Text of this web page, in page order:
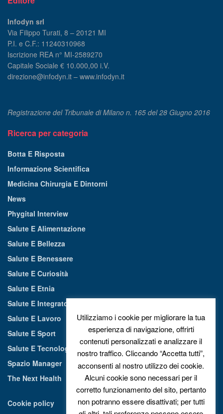
Infodyn srl
Via Filippo Turati, 8 – 20121 MI
P.I. e C.F.: 11240310968
Iscrizione REA n° MI-2589270
Capitale Sociale € 10.000,00 i.V.
direzione@infodyn.it – www.infodyn.it
Registrazione del Tribunale di Milano n. 165 del 28 Giugno 2016
Ricerca per categoria
Botta E Risposta
Informazione Scientifica
Medicina Chirurgia E Dintorni
News
Phygital Interview
Salute E Alimentazione
Salute E Bellezza
Salute E Benessere
Salute E Curiosità
Salute E Etnia
Salute E Integratori Alimentari
Salute E Lavoro
Salute E Sport
Salute E Tecnologia
Spazio Manager
The Next Health
Cookie policy
Utilizziamo i cookie per migliorare la tua
esperienza di navigazione, offrirti
contenuti personalizzati e analizzare il
nostro traffico. Cliccando “Accetta tutti”,
acconsenti al nostro utilizzo dei cookie.
Alcuni cookie sono necessari per il
corretto funzionamento del sito, pertanto
non potranno essere disattivati; per tutti